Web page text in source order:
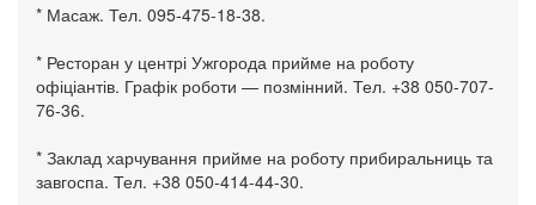
* Масаж. Тел. 095-475-18-38.
* Ресторан у центрі Ужгорода прийме на роботу
офіціантів. Графік роботи — позмінний. Тел. +38 050-707-
76-36.
* Заклад харчування прийме на роботу прибиральниць та
завгоспа. Тел. +38 050-414-44-30.